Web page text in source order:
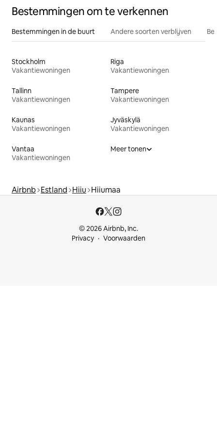
Bestemmingen om te verkennen
Bestemmingen in de buurt Andere soorten verblijven
Stockholm
Vakantiewoningen
Riga
Vakantiewoningen
Tallinn
Vakantiewoningen
Tampere
Vakantiewoningen
Kaunas
Vakantiewoningen
Jyväskylä
Vakantiewoningen
Vantaa
Vakantiewoningen
Meer tonen
Airbnb Estland Hiiu Hiiumaa
© 2026 Airbnb, Inc.
Privacy
Voorwaarden